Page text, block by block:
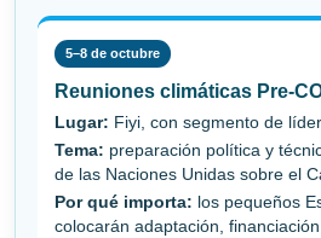
5–8 de octubre
Reuniones climáticas Pre-
Lugar: Fiyi, con segmento de
Tema: preparación política y
de las Naciones Unidas sobre el
Por qué importa: los pequeños
colocarán adaptación,